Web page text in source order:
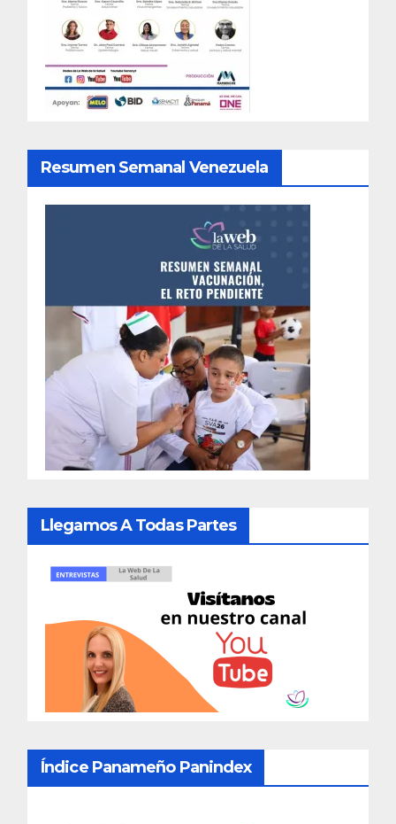
Resumen Semanal Venezuela
Llegamos A Todas Partes
Índice Panameño Panindex